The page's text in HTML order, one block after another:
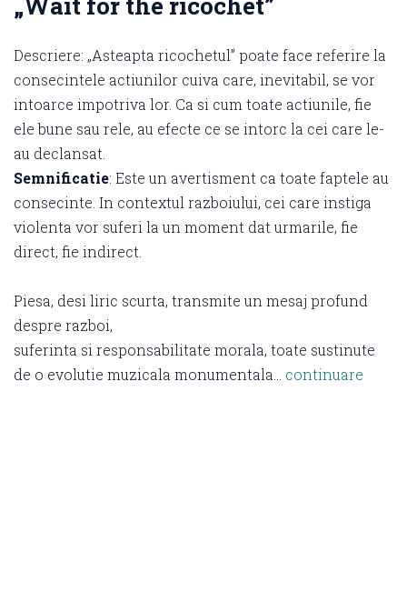
Descriere: „Asteapta ricochetul” poate face referire la
consecintele actiunilor cuiva care, inevitabil, se vor
intoarce impotriva lor. Ca si cum toate actiunile, fie
ele bune sau rele, au efecte ce se intorc la cei care le-
au declansat.
Semnificatie: Este un avertisment ca toate faptele au
consecinte. In contextul razboiului, cei care instiga
violenta vor suferi la un moment dat urmarile, fie
direct, fie indirect.
Piesa, desi liric scurta, transmite un mesaj profund
despre razboi,
suferinta si responsabilitate morala, toate sustinute
de o evolutie muzicala monumentala… continuare